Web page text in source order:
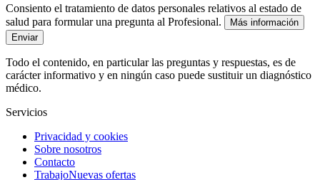
Consiento el tratamiento de datos personales relativos al estado de
salud para formular una pregunta al Profesional.
Más información
Enviar
Todo el contenido, en particular las preguntas y respuestas, es de
carácter informativo y en ningún caso puede sustituir un diagnóstico
médico.
Servicios
Privacidad y cookies
Sobre nosotros
Contacto
TrabajoNuevas ofertas